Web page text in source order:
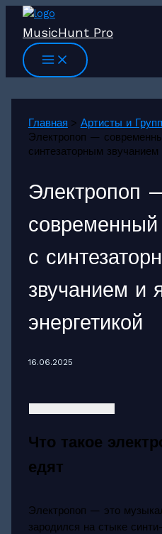
Перейти
содержимому
MusicHunt Pro
Главная
Артисты и
Электропоп —
синтезаторным звучанием
Электропоп
с
звучанием и
энергетикой
16.06.2025
Что такое
едят
Электропоп — это
зародился на стыке